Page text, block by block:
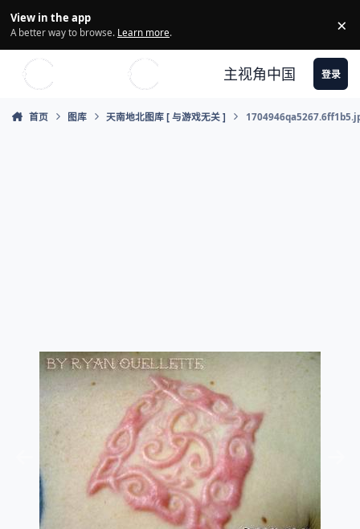
View in the app
A better way to browse. Learn more. ×
主视角中国 登录
首页 图库 天南地北图库 [ 与游戏无关 ]